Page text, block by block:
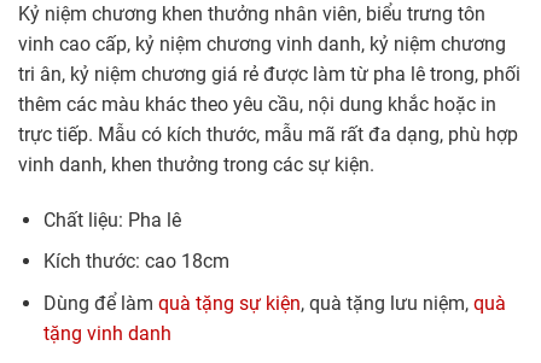
Kỷ niệm chương khen thưởng nhân viên, biểu trưng tôn
vinh cao cấp, kỷ niệm chương vinh danh, kỷ niệm chương
tri ân, kỷ niệm chương giá rẻ được làm từ pha lê trong, phối
thêm các màu khác theo yêu cầu, nội dung khắc hoặc in
trực tiếp. Mẫu có kích thước, mẫu mã rất đa dạng, phù hợp
vinh danh, khen thưởng trong các sự kiện.
Chất liệu: Pha lê
Kích thước: cao 18cm
Dùng để làm quà tặng sự kiện, quà tặng lưu niệm, quà
tặng vinh danh